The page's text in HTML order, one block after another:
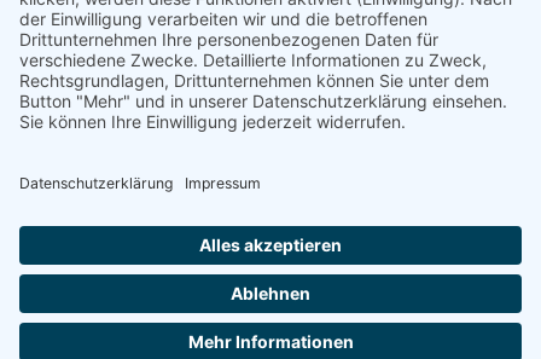
Kontakt Datenschutz Impressum